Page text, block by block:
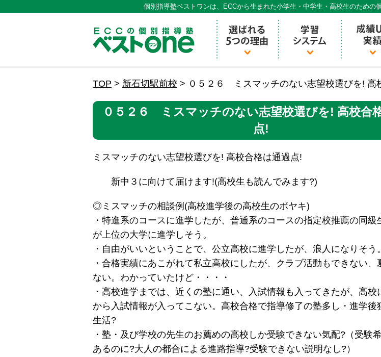
個別指導塾ベストワンは、ECCから生まれた小学生・中学生・高校生のための
ECCの個別指導ECCベストワン
TOP > 新石切駅前校 > ０５２６ ミスマッチのない志望校選びを! 高
０５２６ ミスマッチのない志望校選びを! 高校合
点!
ミスマッチのない志望校選びを! 高校合格は通過点!
新中３に向けて届けます!(高校生も読んでみます?)
◎ミスマッチの相談例(高校進学後の高校生のボヤキ)
・特進系のコースに進学したが、普通系のコースの指定校推薦の同級
が上位の大学に進学しそう。
・自由がいいということで、公立高校に進学したが、浪人になりそう。
・合格実績にあこがれて私立高校にしたが、クラブ活動もできない、
ない。わかっていたけど・・・・
・高校進学までは、近くの塾に通い、入試情報も入ってきたが、高校
から入試情報が入ってこない。高校合格で指導修了の塾多し・進学後
生活?
・塾・及び学校の先生のお薦めの高校しか受験できない気配?（受験
あるのに?大人の都合による進路指導?受験できない説明なし?）